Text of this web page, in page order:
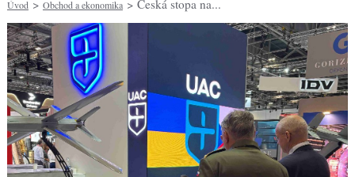
Úvod> Obchod a ekonomika> Česká stopa na...